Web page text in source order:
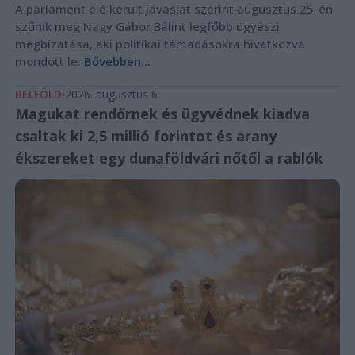
A parlament elé került javaslat szerint augusztus 25-én
szűnik meg Nagy Gábor Bálint legfőbb ügyészi
megbízatása, aki politikai támadásokra hivatkozva
mondott le. Bővebben...
BELFÖLD 2026. augusztus 6.
Magukat rendőrnek és ügyvédnek kiadva
csaltak ki 2,5 millió forintot és arany
ékszereket egy dunaföldvári nőtől a rablók